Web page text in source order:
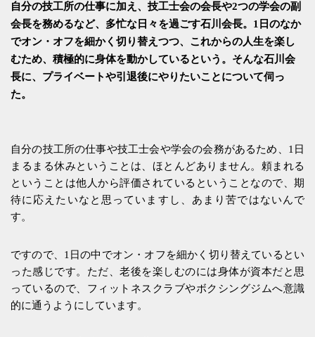
自分の技工所の仕事に加え、技工士会の会長や2つの学会の副
会長を務めるなど、多忙な日々を過ごす石川会長。1日のなか
でオン・オフを細かく切り替えつつ、これからの人生を楽し
むため、積極的に身体を動かしているという。そんな石川会
長に、プライベートや引退後にやりたいことについて伺っ
た。
自分の技工所の仕事や技工士会や学会の会務があるため、1日
まるまる休みということは、ほとんどありません。頼まれる
ということは他人から評価されているということなので、期
待に応えたいなと思っていますし、あまり苦ではないんで
す。
ですので、1日の中でオン・オフを細かく切り替えているとい
った感じです。ただ、老後を楽しむのには身体が資本だと思
っているので、フィットネスクラブやボクシングジムへ意識
的に通うようにしています。